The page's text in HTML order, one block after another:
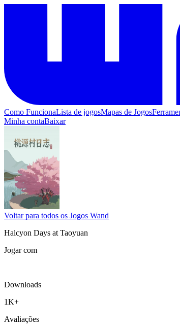
Como FuncionaLista de jogosMapas de Jogos
Minha contaBaixar
Voltar para todos os Jogos Wand
Halcyon Days at Taoyuan
Jogar com
Downloads
1K+
Avaliações